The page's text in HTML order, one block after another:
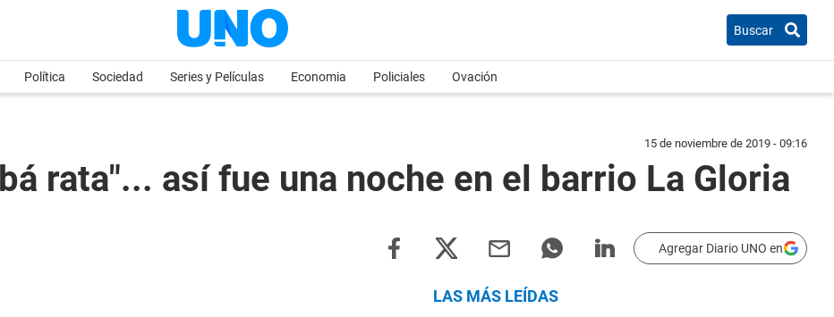
Buscar
Política Sociedad Series y Películas Economia Policiales Ovación
15 de noviembre de 2019 - 09:16
rata"... así fue una noche en el barrio La Gloria
Agregar Diario UNO en
LAS MÁS LEÍDAS